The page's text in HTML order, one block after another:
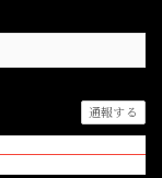
通報する